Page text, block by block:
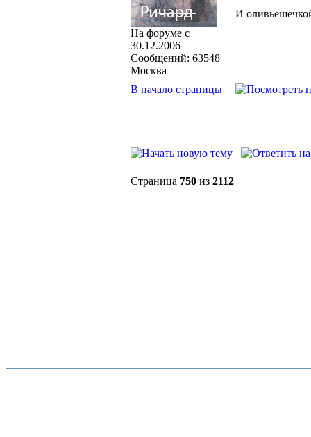
На форуме с
30.12.2006
Сообщений: 63548
Москва
И
В начало страницы
Страница 750 из 2112